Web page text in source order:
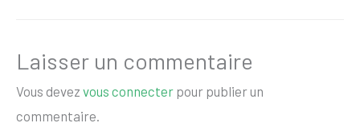
Laisser un commentaire
Vous devez vous connecter pour publier un
commentaire.